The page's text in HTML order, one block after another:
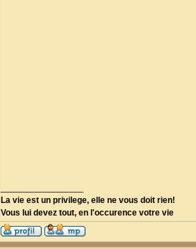
La vie est un privilege, elle ne vous doit rien!
Vous lui devez tout, en l'occurence votre vie